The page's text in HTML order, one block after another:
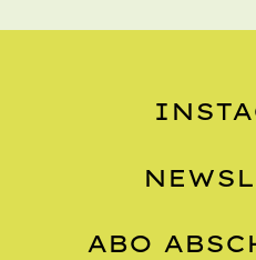
ABO